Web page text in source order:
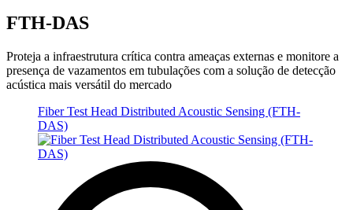
FTH-DAS
Proteja a infraestrutura crítica contra ameaças externas e monitore a
presença de vazamentos em tubulações com a solução de detecção
acústica mais versátil do mercado
Fiber Test Head Distributed Acoustic Sensing (FTH-
DAS)